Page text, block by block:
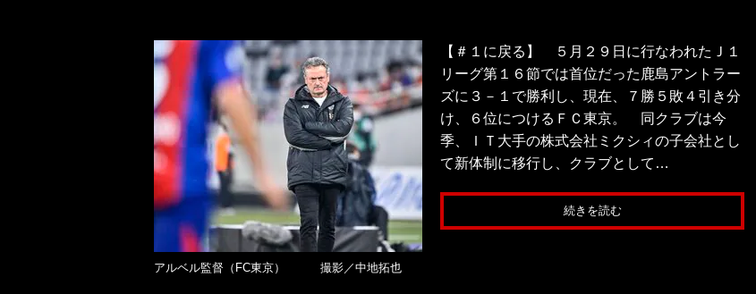
アルベル監督（FC東京） 撮影／中地拓也
【＃１に戻る】 ５月２９日に行なわれたＪ１
リーグ第１６節では首位だった鹿島アントラー
ズに３－１で勝利し、現在、７勝５敗４引き分
け、６位につけるＦＣ東京。 同クラブは今
季、ＩＴ大手の株式会社ミクシィの子会社とし
て新体制に移行し、クラブとして…
続きを読む